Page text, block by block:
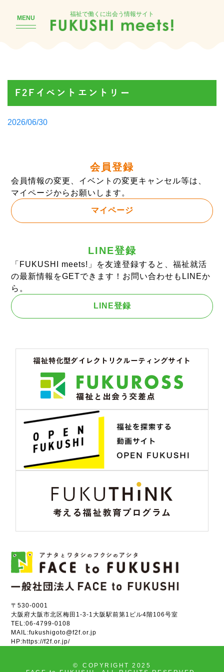
MENU
福祉で働くに出会う情報サイト
F2Fイベントエントリー
Posted
2026/06/30
会員登録
会員情報の変更、イベントの変更キャンセル等は、
マイページからお願いします。
マイページ
LINE登録
「FUKUSHI meets!」を友達登録すると、福祉就活
の最新情報をGETできます！お問い合わせもLINEか
ら。
LINE登録
〒530-0001
大阪府大阪市北区梅田1-3-1大阪駅前第1ビル4階106号室
TEL:06-4799-0108
MAIL:fukushigoto@f2f.or.jp
HP:https://f2f.or.jp/
©
COPYRIGHT 2025